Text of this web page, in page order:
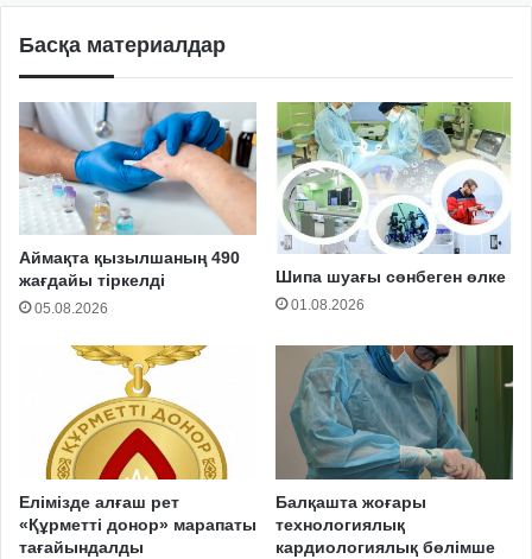
Басқа материалдар
Аймақта қызылшаның 490
жағдайы тіркелді
05.08.2026
Шипа шуағы сөнбеген өлке
01.08.2026
Елімізде алғаш рет
«Құрметті донор» марапаты
тағайындалды
Балқашта жоғары
технологиялық
кардиологиялық бөлімше